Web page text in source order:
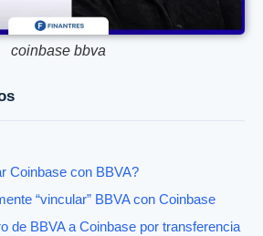
coinbase bbva
Coinbase con BBVA?
“vincular” BBVA con Coinbase
de BBVA a Coinbase por transferencia